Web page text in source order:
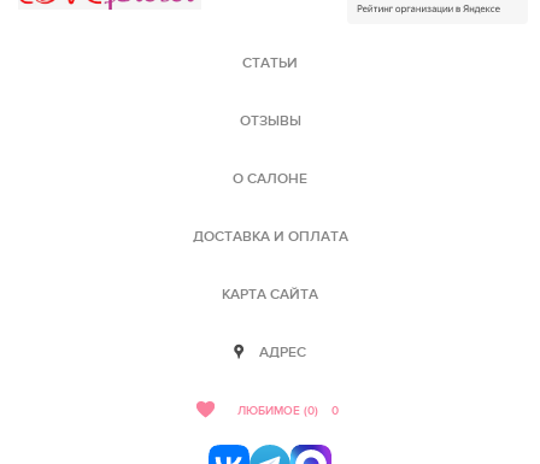
СТАТЬИ
ОТЗЫВЫ
О САЛОНЕ
ДОСТАВКА И ОПЛАТА
КАРТА САЙТА
АДРЕС
ЛЮБИМОЕ (0) 0